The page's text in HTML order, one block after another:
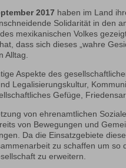
2017 haben im Land
Solidarität in den
mexikanischen Volkes
dass sich dieses „wahre
Alltag.
Aspekte des
Legalisierungskultur,
Gefüge,
von ehrenamtlichen
von Bewegungen und
Da die Einsatzgebiete
zu schaffen um so
zu erweitern.